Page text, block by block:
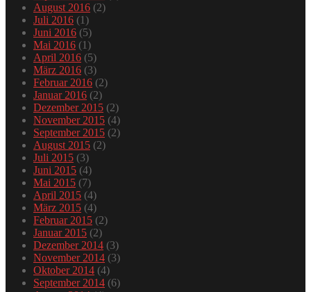
August 2016 (2)
Juli 2016 (1)
Juni 2016 (5)
Mai 2016 (1)
April 2016 (5)
März 2016 (3)
Februar 2016 (2)
Januar 2016 (2)
Dezember 2015 (2)
November 2015 (4)
September 2015 (2)
August 2015 (2)
Juli 2015 (3)
Juni 2015 (4)
Mai 2015 (7)
April 2015 (4)
März 2015 (4)
Februar 2015 (2)
Januar 2015 (2)
Dezember 2014 (3)
November 2014 (3)
Oktober 2014 (4)
September 2014 (6)